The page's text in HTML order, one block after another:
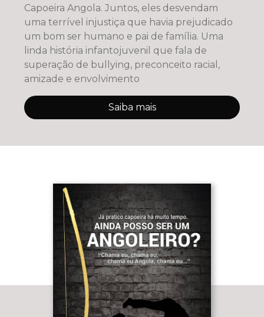
Capoeira Angola. Juntos, eles desvendam
uma terrível injustiça que havia prejudicado
um bom ser humano e pai de família. Uma
linda história infantojuvenil que fala de
superação de bullying, preconceito racial,
amizade e envolvimento
Saiba mais